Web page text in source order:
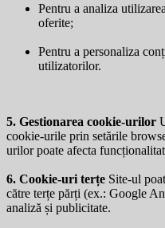
Pentru a analiza
oferite;
Pentru a personaliza
utilizatorilor.
5. Gestionarea cookie-urilor
cookie-urile prin setările
urilor poate afecta
6. Cookie-uri terțe Site-ul
către terțe părți (ex.: Google
analiză și publicitate.